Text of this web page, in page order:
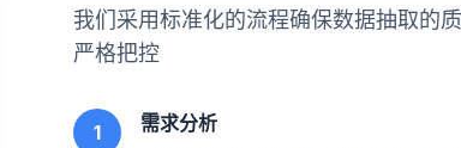
我们采用标准化的流程确保数据抽取的
严格把控
1
需求分析